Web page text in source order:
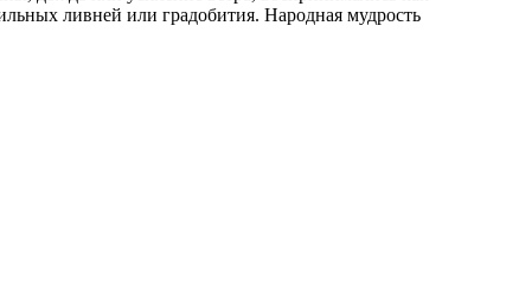
ливней или градобития. Народная мудрость